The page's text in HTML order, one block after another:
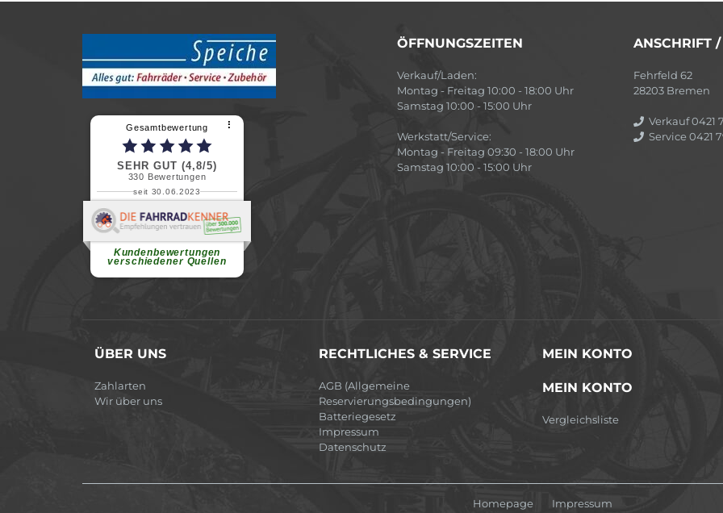
Gesamtbewertung ⠇
SEHR GUT (4,8/5)
330 Bewertungen
seit 30.06.2023
Kundenbewertungen
verschiedener Quellen
Renate H.
Vielen Dank für ein herzliches
ÖFFNUNGSZEITEN
Verkauf/Laden:
Montag - Freitag 10:00 - 18:00 Uhr
Samstag 10:00 - 15:00 Uhr
Werkstatt/Service:
Montag - Freitag 09:30 - 18:00 Uhr
Samstag 10:00 - 15:00 Uhr
ANSCHRIFT
Fehrfeld 62
28203 Bremen
Verkauf 0421
Service 0421
ÜBER UNS
Zahlarten
Wir über uns
RECHTLICHES & SERVICE
AGB (Allgemeine
Reservierungsbedingungen)
Batteriegesetz
Impressum
Datenschutz
MEIN KONTO
MEIN KONTO
Vergleichsliste
Homepage Impressum